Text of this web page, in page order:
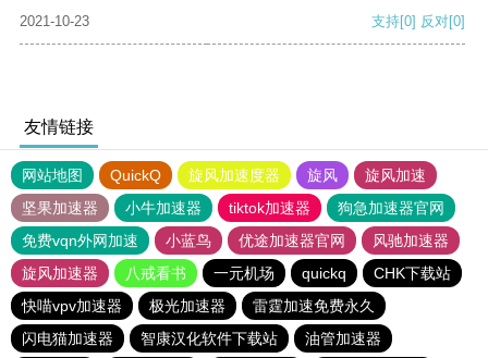
2021-10-23 支持[0] 反对[0]
友情链接
网站地图 QuickQ 旋风加速度器 旋风
旋风加速
坚果加速器
小牛加速器 tiktok加速器
狗急加速器官网
免费vqn外网加速
小蓝鸟 优途加速器官网
风驰加速器
旋风加速器
八戒看书 一元机场 quickq
CHK下载站
快喵vpv加速器
极光加速器
雷霆加速免费永久
闪电猫加速器
智康汉化软件下载站 油管加速器